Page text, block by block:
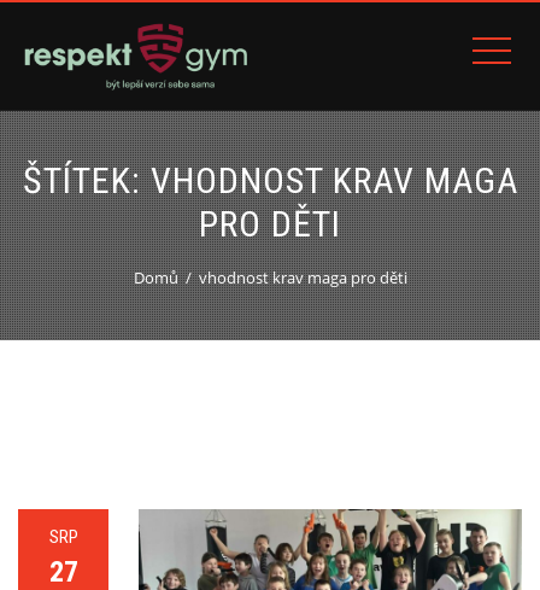
ŠTÍTEK:VHODNOST KRAV MAGA
PRO DĚTI
Domů vhodnost krav maga pro děti
SRP
27